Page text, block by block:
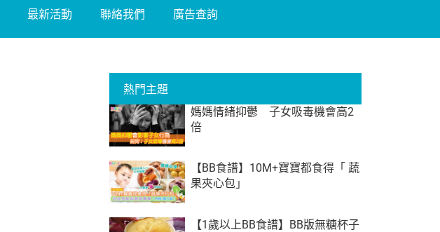
最新活動 聯絡我們 廣告查詢
熱門主題
媽媽情緒抑鬱 子女吸毒機會高2
倍
【BB食譜】10M+寶寶都食得「 蔬
果夾心包」
【1歲以上BB食譜】BB版無糖杯子